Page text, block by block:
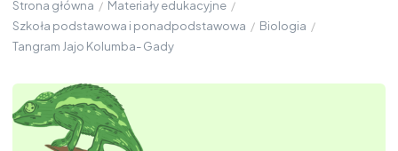
Strona główna / Materiały edukacyjne /
Szkoła podstawowa i ponadpodstawowa / Biologia /
Tangram Jajo Kolumba- Gady